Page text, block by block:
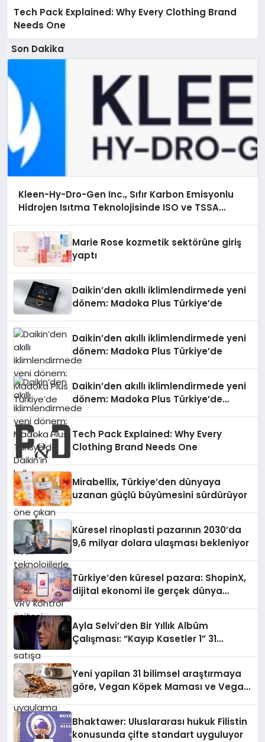
Tech Pack Explained: Why Every Clothing Brand
Needs One
Son Dakika
Kleen-Hy-Dro-Gen Inc., Sıfır Karbon Emisyonlu
Hidrojen Isıtma Teknolojisinde ISO ve TSSA
Marie Rose kozmetik sektörüne giriş
yaptı
Daikin’den akıllı iklimlendirmede yeni
dönem: Madoka Plus Türkiye’de
Daikin’den akıllı iklimlendirmede yeni
dönem: Madoka Plus Türkiye’de
Daikin’den akıllı iklimlendirmede yeni
dönem: Madoka Plus Türkiye’de
Daikin’in kullanıcı dostu tasarımıyla
teknolojilerle donatılmış son modeli
VRV kontrol ünitesi Madoka Plus
Türkiye’de satışa sunuldu. Tam
dokunmatik ekranı, mobil uygulama
desteği ve akıllı sensör entegrasyonu
sayesinde iklimlendirme sistemlerinin
yönetimini daha kolay, konforlu ve
verimli hale getiriyor. Enerji
verimliliğini artırırken modern yaşam
Tech Pack Explained: Why Every
Clothing Brand Needs One
Mirabellix, Türkiye’den dünyaya
uzanan güçlü büyümesini sürdürüyor
Küresel rinoplasti pazarının 2030’da
9,6 milyar dolara ulaşması bekleniyor
Türkiye’den küresel pazara: ShopinX,
dijital ekonomi ile gerçek dünya
Ayla Selvi’den Bir Yıllık Albüm
Çalışması: “Kayıp Kasetler 1” 31
Yeni yapilan 31 bilimsel araştırmaya
göre, Vegan Köpek Maması ve Vegan
Bhaktawer: Uluslararası hukuk Filistin
konusunda çifte standart uyguluyor